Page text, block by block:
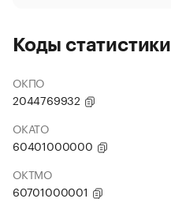
Коды статистики
ОКПО
2044769932
ОКАТО
60401000000
ОКТМО
60701000001